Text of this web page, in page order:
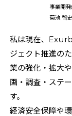
事業開
菊池 智史
私は現在、
ジェクト推進の
業の強化・拡大
画・調査・ステ
す。
経済安全保障や